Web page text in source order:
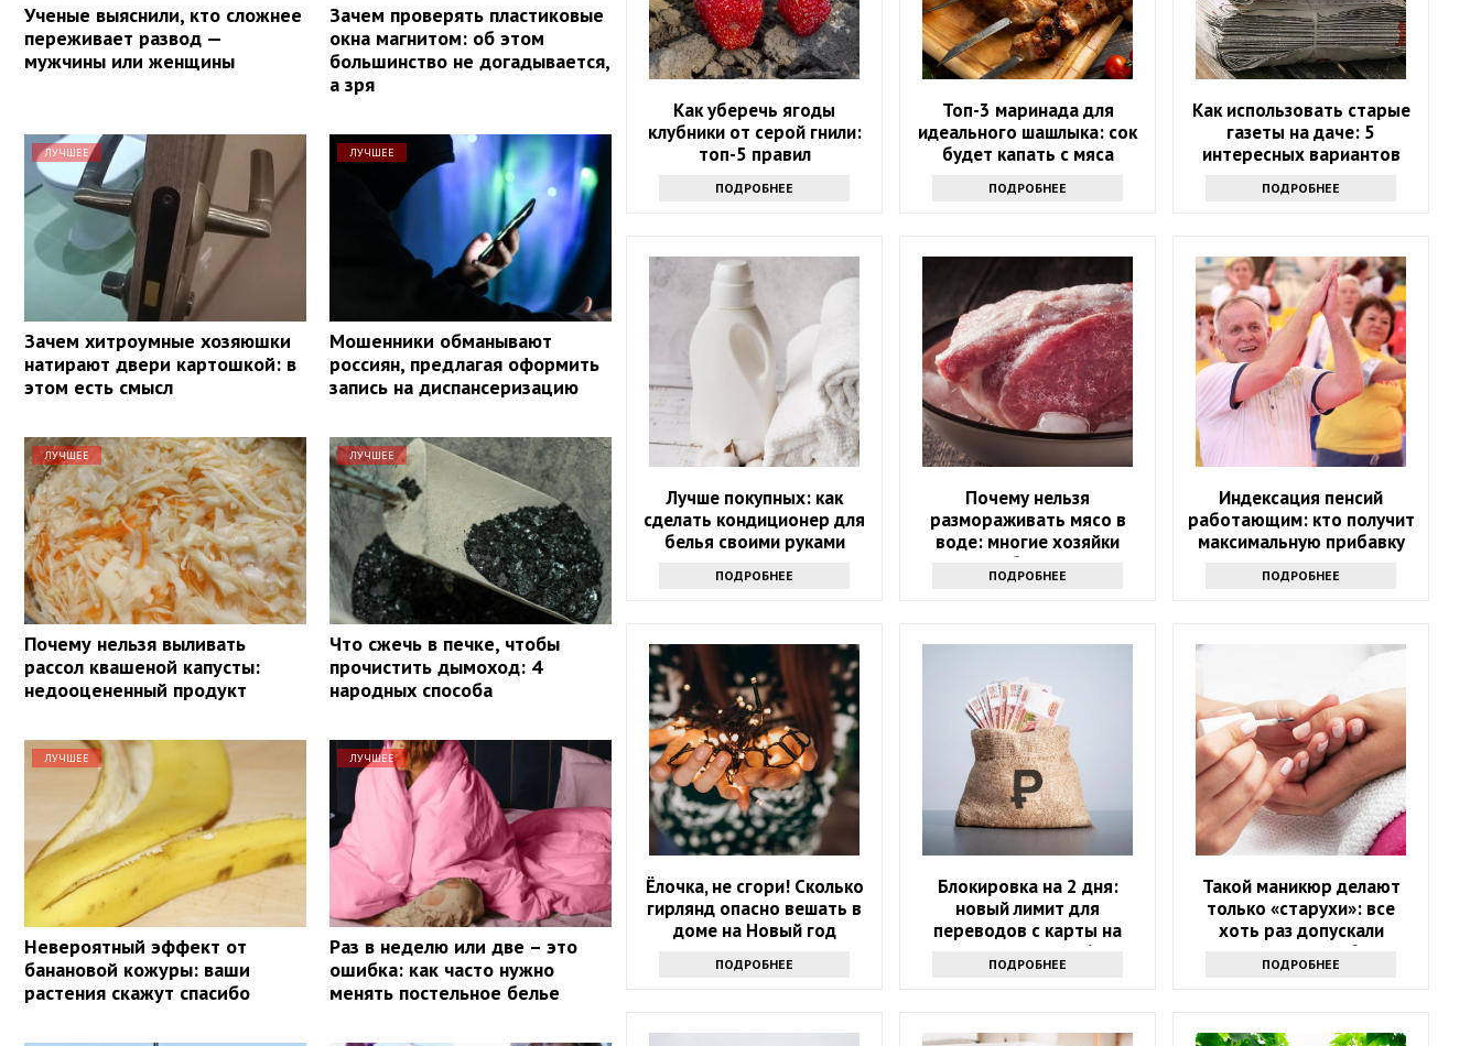
Ученые выяснили, кто сложнее
переживает развод —
мужчины или женщины
Зачем проверять пластиковые
окна магнитом: об этом
большинство не догадывается,
а зря
ЛУЧШЕЕ
Зачем хитроумные хозяюшки
натирают двери картошкой: в
этом есть смысл
ЛУЧШЕЕ
Мошенники обманывают
россиян, предлагая оформить
запись на диспансеризацию
ЛУЧШЕЕ
Почему нельзя выливать
рассол квашеной капусты:
недооцененный продукт
ЛУЧШЕЕ
Что сжечь в печке, чтобы
прочистить дымоход: 4
народных способа
ЛУЧШЕЕ
Невероятный эффект от
банановой кожуры: ваши
растения скажут спасибо
ЛУЧШЕЕ
Раз в неделю или две – это
ошибка: как часто нужно
менять постельное белье
Как уберечь ягоды
клубники от серой гнили:
топ-5 правил
ПОДРОБНЕЕ
Топ-3 маринада для
идеального шашлыка: сок
будет капать с мяса
ПОДРОБНЕЕ
Как использовать старые
газеты на даче: 5
интересных вариантов
ПОДРОБНЕЕ
Лучше покупных: как
сделать кондиционер для
белья своими руками
ПОДРОБНЕЕ
Почему нельзя
размораживать мясо в
воде: многие хозяйки
впервые об этом слышат
ПОДРОБНЕЕ
Индексация пенсий
работающим: кто получит
максимальную прибавку
ПОДРОБНЕЕ
Ёлочка, не сгори! Сколько
гирлянд опасно вешать в
доме на Новый год
ПОДРОБНЕЕ
Блокировка на 2 дня:
новый лимит для
переводов с карты на
карту вводят с 2026 года
ПОДРОБНЕЕ
Такой маникюр делают
только «старухи»: все
хоть раз допускали
позорные ошибки
ПОДРОБНЕЕ